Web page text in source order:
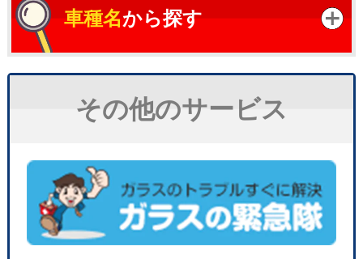
車種名から探す
その他のサービス